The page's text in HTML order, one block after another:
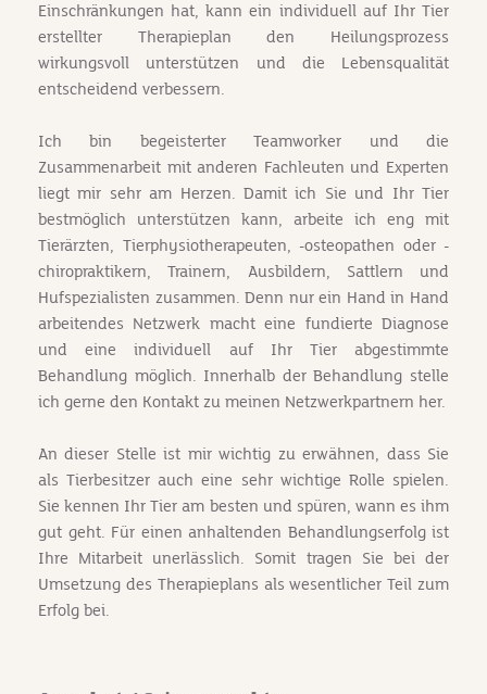
Einschränkungen hat, kann ein individuell auf Ihr Tier
erstellter Therapieplan den Heilungsprozess
wirkungsvoll unterstützen und die Lebensqualität
entscheidend verbessern.
Ich bin begeisterter Teamworker und die
Zusammenarbeit mit anderen Fachleuten und Experten
liegt mir sehr am Herzen. Damit ich Sie und Ihr Tier
bestmöglich unterstützen kann, arbeite ich eng mit
Tierärzten, Tierphysiotherapeuten, -osteopathen oder -
chiropraktikern, Trainern, Ausbildern, Sattlern und
Hufspezialisten zusammen. Denn nur ein Hand in Hand
arbeitendes Netzwerk macht eine fundierte Diagnose
und eine individuell auf Ihr Tier abgestimmte
Behandlung möglich. Innerhalb der Behandlung stelle
ich gerne den Kontakt zu meinen Netzwerkpartnern her.
An dieser Stelle ist mir wichtig zu erwähnen, dass Sie
als Tierbesitzer auch eine sehr wichtige Rolle spielen.
Sie kennen Ihr Tier am besten und spüren, wann es ihm
gut geht. Für einen anhaltenden Behandlungserfolg ist
Ihre Mitarbeit unerlässlich. Somit tragen Sie bei der
Umsetzung des Therapieplans als wesentlicher Teil zum
Erfolg bei.